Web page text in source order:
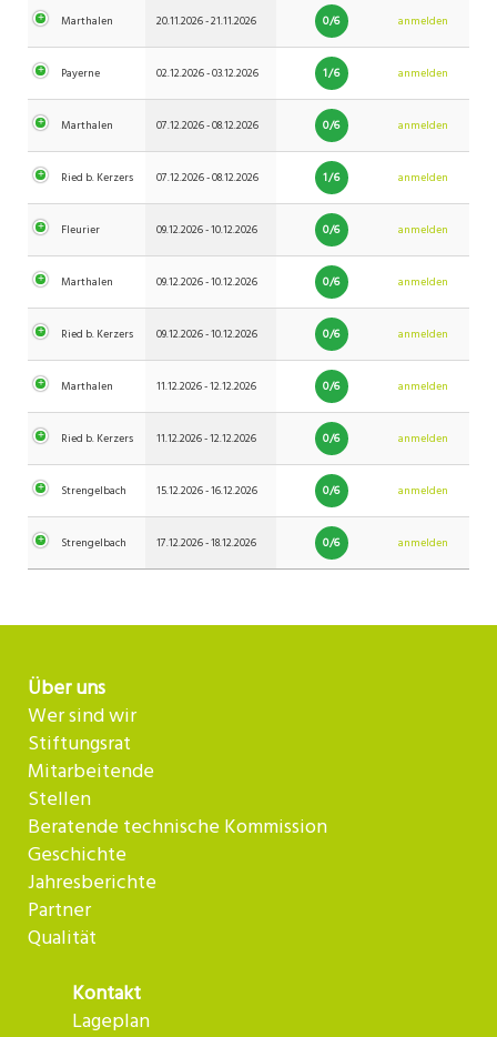
Marthalen 20.11.2026 - 21.11.2026 0/6 anmelden
Payerne 02.12.2026 - 03.12.2026 1/6 anmelden
Marthalen 07.12.2026 - 08.12.2026 0/6 anmelden
Ried b. Kerzers 07.12.2026 - 08.12.2026 1/6 anmelden
Fleurier 09.12.2026 - 10.12.2026 0/6 anmelden
Marthalen 09.12.2026 - 10.12.2026 0/6 anmelden
Ried b. Kerzers 09.12.2026 - 10.12.2026 0/6 anmelden
Marthalen 11.12.2026 - 12.12.2026 0/6 anmelden
Ried b. Kerzers 11.12.2026 - 12.12.2026 0/6 anmelden
Strengelbach 15.12.2026 - 16.12.2026 0/6 anmelden
Strengelbach 17.12.2026 - 18.12.2026 0/6 anmelden
Über uns
Wer sind wir
Stiftungsrat
Mitarbeitende
Stellen
Beratende technische Kommission
Geschichte
Jahresberichte
Partner
Qualität
Kontakt
Lageplan